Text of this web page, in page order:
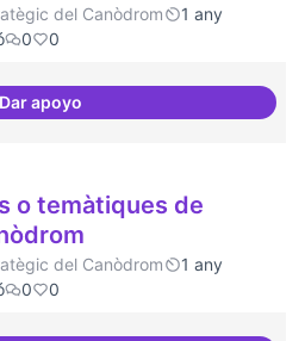
del Canòdrom
1 any
0 0
Dar apoyoRelació equilibrada entre
o temàtiques de
del Canòdrom
1 any
0 0